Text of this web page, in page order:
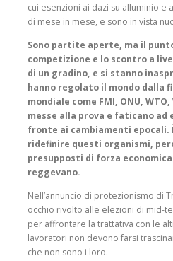
cui esenzioni ai dazi su alluminio
di mese in mese, e sono in vista
Sono partite aperte, ma il
competizione e lo scontro a
di un gradino, e si stanno
hanno regolato il mondo dalla
mondiale come FMI, ONU, WTO,
messe alla prova e faticano
fronte ai cambiamenti epocali.
ridefinire questi organismi,
presupposti di forza
reggevano.
Nell’annuncio di protezionismo di
occhio rivolto alle elezioni di mid-
per affrontare la trattativa con le
lavoratori non devono farsi
che non sono i loro.